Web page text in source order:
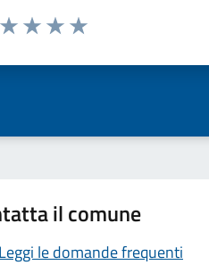
da 1 a 5 stelle la pagina
il comune
Leggi le domande frequenti